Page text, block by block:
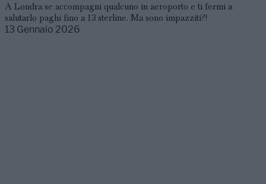
A Londra se accompagni qualcuno in aeroporto e ti fermi a
salutarlo paghi fino a 13 sterline. Ma sono impazziti?!
13 Gennaio 2026